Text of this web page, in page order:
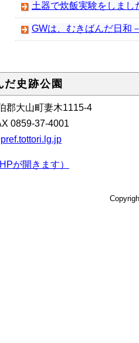
土器で炊飯実験をしまし
GWは、むきばんだ日和
だ史跡公園
郡大山町妻木1115-4
0859-37-4001
が開きます）